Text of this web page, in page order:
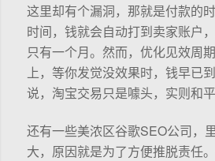
这里却有个漏洞，那就是付款的
时间，钱就会自动打到卖家账户
只有一个月。然而，优化见效周
上，等你发觉没效果时，钱早已
说，淘宝交易只是噱头，实则和平
还有一些美浓区谷歌SEO公司，
大，原因就是为了方便推脱责任